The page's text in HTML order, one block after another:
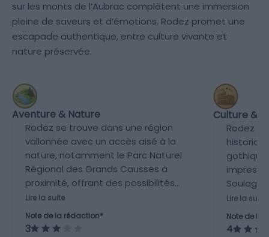
sur les monts de l’Aubrac complètent une immersion
pleine de saveurs et d’émotions. Rodez promet une
escapade authentique, entre culture vivante et
nature préservée.
Aventure & Nature
Rodez se trouve dans une région
vallonnée avec un accès aisé à la
nature, notamment le Parc Naturel
Régional des Grands Causses à
proximité, offrant des possibilités
de randonnées. Cependant, l'offre
d'activités outdoor reste limitée
comparée aux grandes
Lire la suite
Note de la rédaction*
3
Culture &
Rodez
et
galeries.
Lire la suite
Note de la
4